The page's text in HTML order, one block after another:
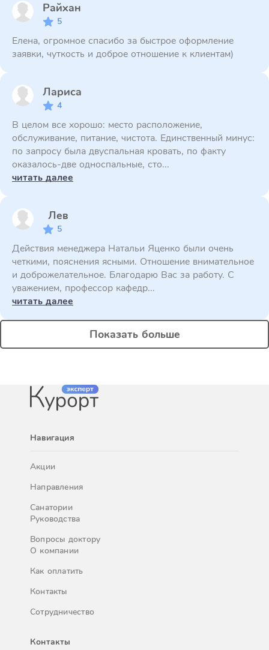
Райхан
5
Елена, огромное спасибо за быстрое оформление
заявки, чуткость и доброе отношение к клиентам)
Лариса
4
В целом все хорошо: место расположение,
обслуживание, питание, чистота. Единственный минус:
по запросу была двуспальная кровать, по факту
оказалось-две односпальные, сто...
читать далее
Лев
5
Действия менеджера Натальи Яценко были очень
четкими, пояснения ясными. Отношение внимательное
и доброжелательное. Благодарю Вас за работу. С
уважением, профессор кафедр...
читать далее
Показать больше
Навигация
Акции
Направления
Санатории
Руководства
Вопросы доктору
О компании
Как оплатить
Контакты
Сотрудничество
Контакты